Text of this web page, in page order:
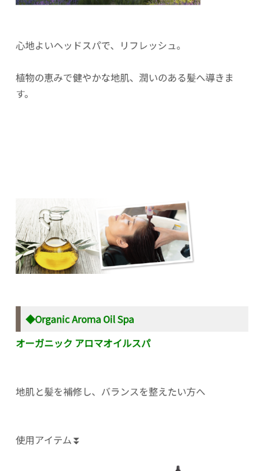
心地よいヘッドスパで、リフレッシュ。
植物の恵みで健やかな地肌、潤いのある髪へ導きま
す。
◆Organic Aroma Oil Spa
オーガニック アロマオイルスパ
地肌と髪を補修し、バランスを整えたい方へ
使用アイテム⏬